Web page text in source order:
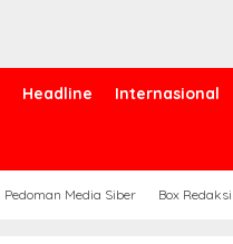
Headline Internasional
Pedoman Media Siber Box Redaksi